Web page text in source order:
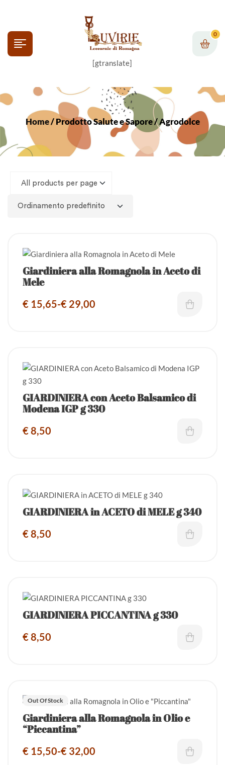
[gtranslate]
0
Home/ Prodotto Salute e Sapore / Agrodolce
Giardiniera alla Romagnola in Aceto di
Mele
€ 15,65-€ 29,00
GIARDINIERA con Aceto Balsamico di
Modena IGP g 330
€8,50
GIARDINIERA in ACETO di MELE g 340
€8,50
GIARDINIERA PICCANTINA g 330
€8,50
Out Of Stock
Giardiniera alla Romagnola in Olio e
“Piccantina”
€ 15,50-€ 32,00